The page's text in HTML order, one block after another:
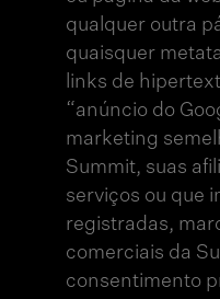
qualquer outra
quaisquer
links de
“anúncio do
marketing
Summit, suas
serviços ou que
registradas,
comerciais da
consentimento